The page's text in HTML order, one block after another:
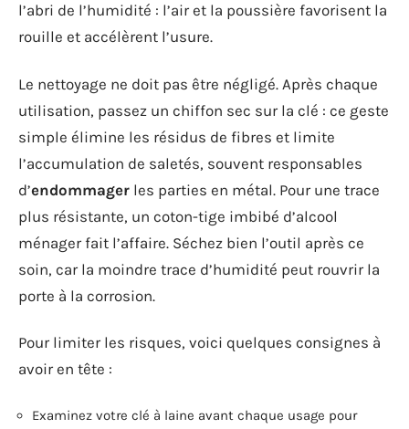
l’abri de l’humidité : l’air et la poussière favorisent la
rouille et accélèrent l’usure.
Le nettoyage ne doit pas être négligé. Après chaque
utilisation, passez un chiffon sec sur la clé : ce geste
simple élimine les résidus de fibres et limite
l’accumulation de saletés, souvent responsables
d’endommager les parties en métal. Pour une trace
plus résistante, un coton-tige imbibé d’alcool
ménager fait l’affaire. Séchez bien l’outil après ce
soin, car la moindre trace d’humidité peut rouvrir la
porte à la corrosion.
Pour limiter les risques, voici quelques consignes à
avoir en tête :
Examinez votre clé à laine avant chaque usage pour